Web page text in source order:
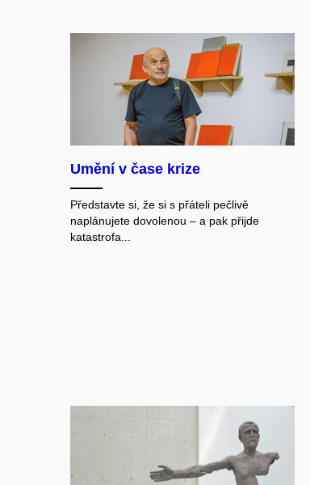
Umění v čase krize
Představte si, že si s přáteli pečlivě
naplánujete dovolenou – a pak přijde
katastrofa...